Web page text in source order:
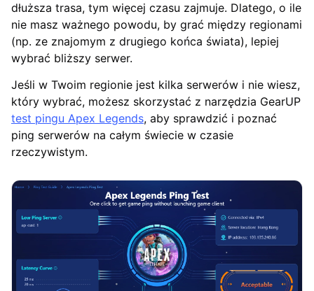
dłuższa trasa, tym więcej czasu zajmuje. Dlatego, o ile
nie masz ważnego powodu, by grać między regionami
(np. ze znajomym z drugiego końca świata), lepiej
wybrać bliższy serwer.
Jeśli w Twoim regionie jest kilka serwerów i nie wiesz,
który wybrać, możesz skorzystać z narzędzia GearUP
test pingu Apex Legends, aby sprawdzić i poznać
ping serwerów na całym świecie w czasie
rzeczywistym.